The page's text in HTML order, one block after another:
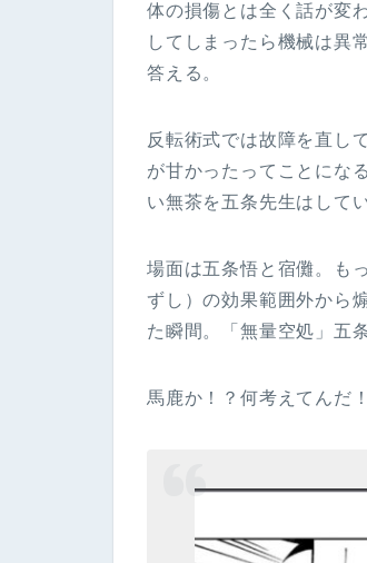
体の損傷とは全く話が変
してしまったら機械は異
答える。
反転術式では故障を直し
が甘かったってことにな
い無茶を五条先生はして
場面は五条悟と宿儺。も
ずし）の効果範囲外から
た瞬間。「無量空処」五
馬鹿か！？何考えてんだ